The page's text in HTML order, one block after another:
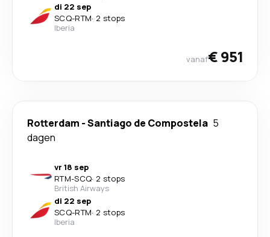
di 22 sep
SCQ-RTM· 2 stops
Iberia
vanaf€ 951
Rotterdam -Santiago de Compostela 5
dagen
vr 18 sep
RTM-SCQ· 2 stops
British Airways
di 22 sep
SCQ-RTM· 2 stops
Iberia